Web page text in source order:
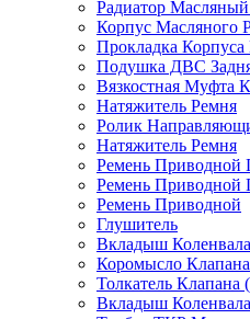
Радиатор
Корпус Масляного
Прокладка Корпуса
Подушка ДВС
Вязкостная Муфта
Натяжитель Ремня
Ролик
Натяжитель Ремня
Ремень Приводной
Ремень Приводной
Ремень Приводной
Глушитель
Вкладыш
Коромысло Клапана
Толкатель Клапана
Вкладыш